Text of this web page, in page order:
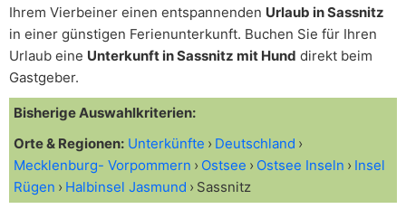
Ihrem Vierbeiner einen entspannenden Urlaub in Sassnitz
in einer günstigen Ferienunterkunft. Buchen Sie für Ihren
Urlaub eine Unterkunft in Sassnitz mit Hund direkt beim
Gastgeber.
Bisherige Auswahlkriterien:
Orte & Regionen: Unterkünfte
Deutschland
Mecklenburg- Vorpommern
Ostsee Ostsee Inseln
Insel
Rügen
Halbinsel Jasmund Sassnitz